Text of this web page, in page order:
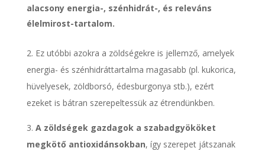
alacsony energia-, szénhidrát-, és releváns
élelmirost-tartalom.
2. Ez utóbbi azokra a zöldségekre is jellemző, amelyek
energia- és szénhidráttartalma magasabb (pl. kukorica,
hüvelyesek, zöldborsó, édesburgonya stb.), ezért
ezeket is bátran szerepeltessük az étrendünkben.
3. A zöldségek gazdagok a szabadgyököket
megkötő antioxidánsokban, így szerepet játszanak